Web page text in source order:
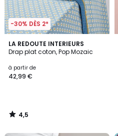
-30% DÈS 2*
LA REDOUTE INTERIEURS
Drap plat coton, Pop Mozaic
à partir de
42,99 €
4,5
/ 5
4,5
/